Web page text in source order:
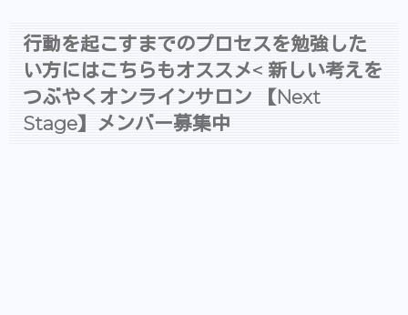
行動を起こすまでのプロセスを勉強した
い方にはこちらもオススメ< 新しい考えを
つぶやくオンラインサロン 【Next
Stage】メンバー募集中